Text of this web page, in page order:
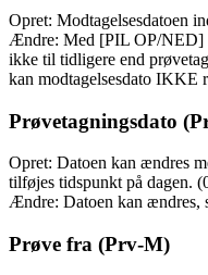
Opret: Modtagelsesdatoen
Ændre: Med [PIL OP/NED]
ikke til tidligere end
kan modtagelsesdato IKKE
Prøvetagningsdato
Opret: Datoen kan ændres
tilføjes tidspunkt på dagen.
Ændre: Datoen kan ændres,
Prøve fra (Prv-M)